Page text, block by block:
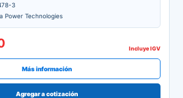
3
Power Technologies
Incluye IGV
Más información
Agregar a cotización